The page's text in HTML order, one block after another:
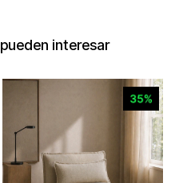
interesar